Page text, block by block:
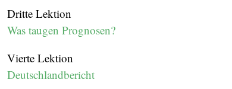
Dritte Lektion
Was taugen Prognosen?
Vierte Lektion
Deutschlandbericht